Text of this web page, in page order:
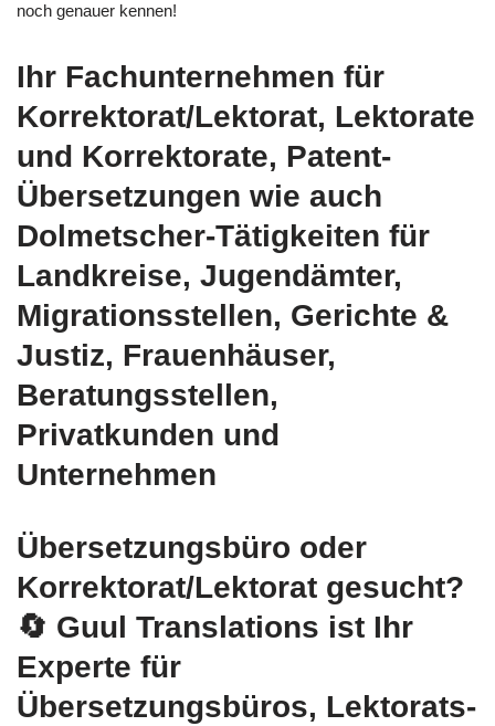
noch genauer kennen!
Ihr Fachunternehmen für
Korrektorat/Lektorat, Lektorate
und Korrektorate, Patent-
Übersetzungen wie auch
Dolmetscher-Tätigkeiten für
Landkreise, Jugendämter,
Migrationsstellen, Gerichte &
Justiz, Frauenhäuser,
Beratungsstellen,
Privatkunden und
Unternehmen
Übersetzungsbüro oder
Korrektorat/Lektorat gesucht?
🔄 Guul Translations ist Ihr
Experte für
Übersetzungsbüros, Lektorats-